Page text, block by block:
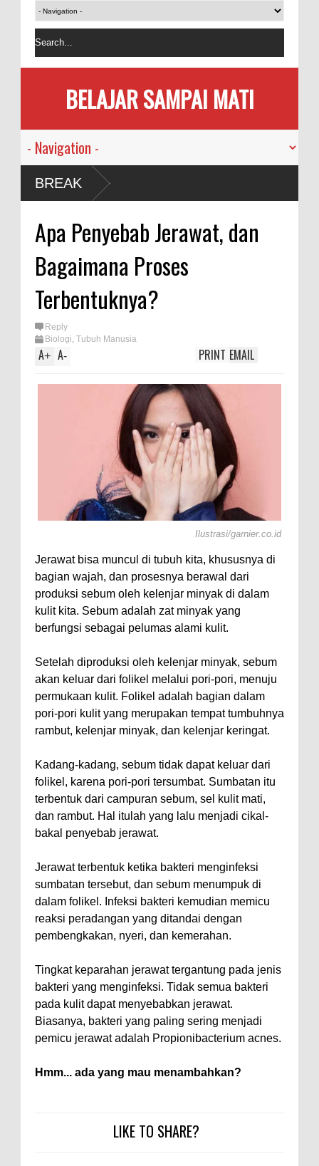
BELAJAR SAMPAI MATI
BREAK
Apa Penyebab Jerawat, dan
Bagaimana Proses
Terbentuknya?
Reply
Biologi, Tubuh Manusia
A+ A- EMAIL
PRINT
Ilustrasi/garnier.co.id
Jerawat bisa muncul di tubuh kita, khususnya di
bagian wajah, dan prosesnya berawal dari
produksi sebum oleh kelenjar minyak di dalam
kulit kita. Sebum adalah zat minyak yang
berfungsi sebagai pelumas alami kulit.
Setelah diproduksi oleh kelenjar minyak, sebum
akan keluar dari folikel melalui pori-pori, menuju
permukaan kulit. Folikel adalah bagian dalam
pori-pori kulit yang merupakan tempat tumbuhnya
rambut, kelenjar minyak, dan kelenjar keringat.
Kadang-kadang, sebum tidak dapat keluar dari
folikel, karena pori-pori tersumbat. Sumbatan itu
terbentuk dari campuran sebum, sel kulit mati,
dan rambut. Hal itulah yang lalu menjadi cikal-
bakal penyebab jerawat.
Jerawat terbentuk ketika bakteri menginfeksi
sumbatan tersebut, dan sebum menumpuk di
dalam folikel. Infeksi bakteri kemudian memicu
reaksi peradangan yang ditandai dengan
pembengkakan, nyeri, dan kemerahan.
Tingkat keparahan jerawat tergantung pada jenis
bakteri yang menginfeksi. Tidak semua bakteri
pada kulit dapat menyebabkan jerawat.
Biasanya, bakteri yang paling sering menjadi
pemicu jerawat adalah Propionibacterium acnes.
Hmm... ada yang mau menambahkan?
LIKE TO SHARE?